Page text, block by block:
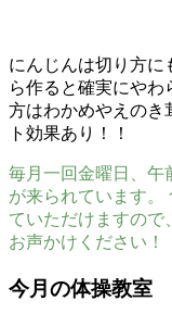
にんじんは切り方に
ら作ると確実にやわ
方はわかめやえのき
ト効果あり！！
毎月一回金曜日、午
が来られています。
ていただけますので
お声かけください！
今月の体操教室